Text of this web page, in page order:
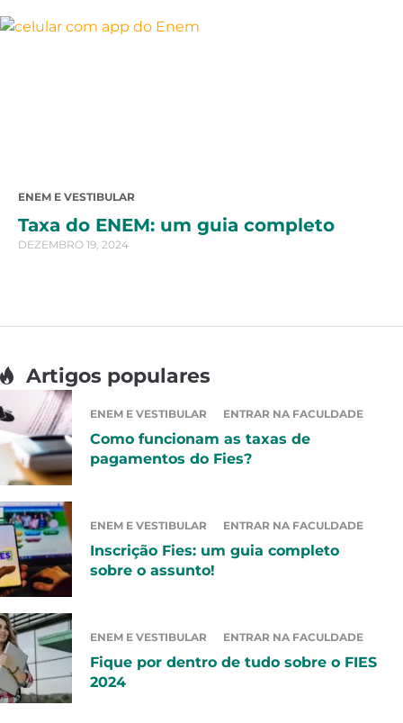
ENEM E VESTIBULAR
Taxa do ENEM: um guia completo
DEZEMBRO 19, 2024
Artigos populares
ENEM E VESTIBULAR ENTRAR NA FACULDADE
Como funcionam as taxas de
pagamentos do Fies?
ENEM E VESTIBULAR ENTRAR NA FACULDADE
Inscrição Fies: um guia completo
sobre o assunto!
ENEM E VESTIBULAR ENTRAR NA FACULDADE
Fique por dentro de tudo sobre o FIES
2024